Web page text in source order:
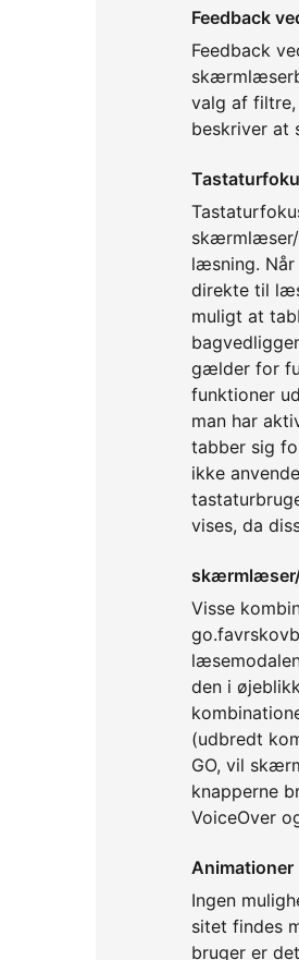
Feedback
Feedback
valg af
beskriver at
skærmlæser/
læsning.
direkte til
muligt at
gælder for
funktioner
man har
tabber sig
ikke
vises, da
Visse
den i
(udbredt
GO, vil
knapperne
VoiceOver
Animationer
Ingen
sitet findes
bruger er